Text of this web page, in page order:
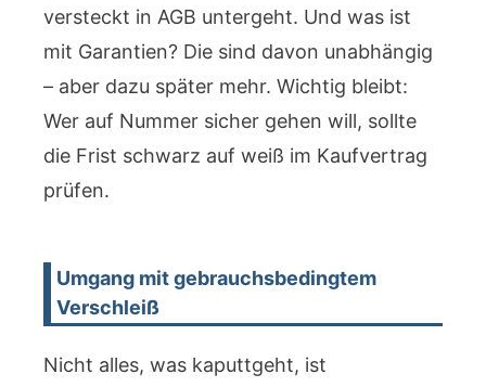
versteckt in AGB untergeht. Und was ist
mit Garantien? Die sind davon unabhängig
– aber dazu später mehr. Wichtig bleibt:
Wer auf Nummer sicher gehen will, sollte
die Frist schwarz auf weiß im Kaufvertrag
prüfen.
Umgang mit gebrauchsbedingtem
Verschleiß
Nicht alles, was kaputtgeht, ist